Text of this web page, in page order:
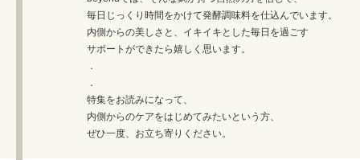
毎日じっくり時間をかけて発酵調味料を仕込んでいます。
内側からの美しさと、イキイキとした毎日を過ごす
サポートができたら嬉しく思います。
．
．
特集をお読みになって、
内側からのケアをはじめてみたいという方、
ぜひ一度、お立ち寄りください。